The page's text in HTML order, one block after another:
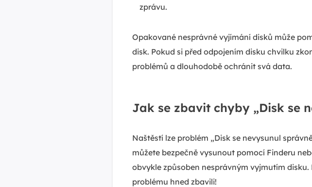
zprávu.
Opakované nesprávné vyjímání disků může
disk. Pokud si před odpojením disku chvilku
problémů a dlouhodobě ochránit svá data.
Jak se zbavit chyby „Disk se
Naštěstí lze problém „Disk se nevysunul
můžete bezpečně vysunout pomocí Finderu
obvykle způsoben nesprávným vyjmutím
problému hned zbavili!